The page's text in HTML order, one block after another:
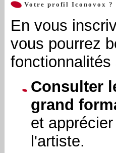
Votre profil Iconovox ?
En vous
vous pourrez
fonctionnalités
Consulter
grand
et
l'artiste.